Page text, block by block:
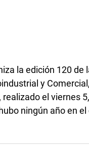
la edición 120 de
y
el viernes
ningún año en el